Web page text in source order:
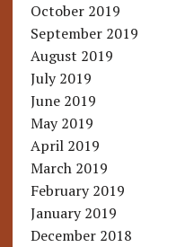
October 2019
September 2019
August 2019
July 2019
June 2019
May 2019
April 2019
March 2019
February 2019
January 2019
December 2018